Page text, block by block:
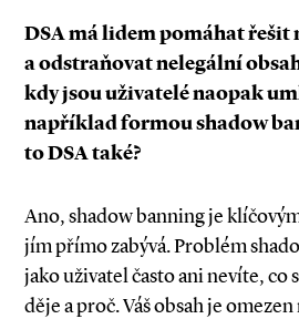
DSA má lidem pomáhat řešit
a odstraňovat nelegální
kdy jsou uživatelé naopak
například formou shadow
to DSA také?
Ano, shadow banning je
jím přímo zabývá. Problém
jako uživatel často ani nevíte, co
děje a proč. Váš obsah je